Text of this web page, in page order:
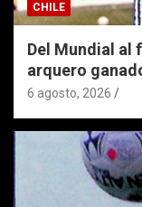
CHILE
Del Mundial al
arquero
6 agosto, 2026